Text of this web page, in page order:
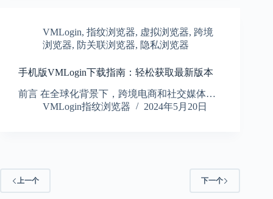
VMLogin, 指纹浏览器, 虚拟浏览器, 跨境
浏览器, 防关联浏览器, 隐私浏览器
手机版VMLogin下载指南：轻松获取最新版本
前言 在全球化背景下，跨境电商和社交媒体…
VMLogin指纹浏览器
2024年5月20日
上一个 下一个